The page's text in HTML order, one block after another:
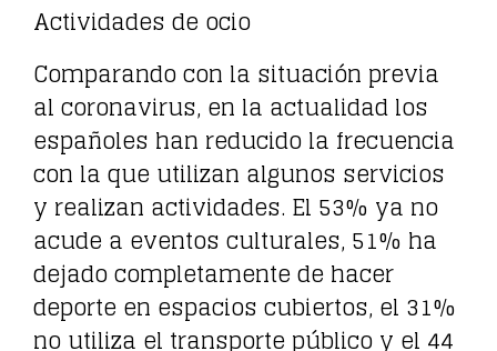
Actividades de ocio
Comparando con la situación previa
al coronavirus, en la actualidad los
españoles han reducido la frecuencia
con la que utilizan algunos servicios
y realizan actividades. El 53% ya no
acude a eventos culturales, 51% ha
dejado completamente de hacer
deporte en espacios cubiertos, el 31%
no utiliza el transporte público y el 44